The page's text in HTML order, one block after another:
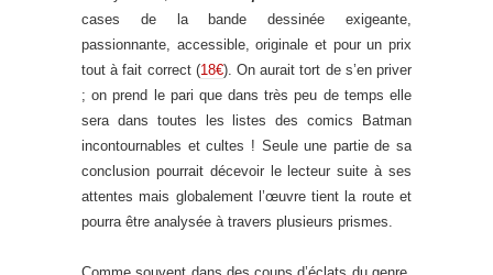
cases de la bande dessinée exigeante,
passionnante, accessible, originale et pour un prix
tout à fait correct (18€). On aurait tort de s’en priver
; on prend le pari que dans très peu de temps elle
sera dans toutes les listes des comics Batman
incontournables et cultes ! Seule une partie de sa
conclusion pourrait décevoir le lecteur suite à ses
attentes mais globalement l’œuvre tient la route et
pourra être analysée à travers plusieurs prismes.